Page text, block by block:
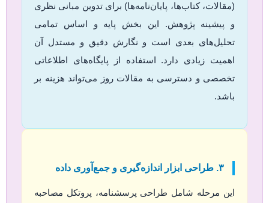
(مقالات، کتاب‌ها، پایان‌نامه‌ها) برای تدوین مبانی نظری
و پیشینه پژوهش. این بخش پایه و اساس تمامی
تحلیل‌های بعدی است و نگارش دقیق و مستدل آن
اهمیت زیادی دارد. استفاده از پایگاه‌های اطلاعاتی
تخصصی و دسترسی به مقالات روز می‌تواند هزینه بر
باشد.
۳. طراحی ابزار اندازه‌گیری و جمع‌آوری داده
این مرحله شامل طراحی پرسشنامه، پروتکل مصاحبه